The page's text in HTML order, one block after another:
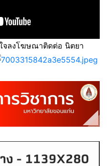
ลงโฆษณาติดต่อ นิตยา